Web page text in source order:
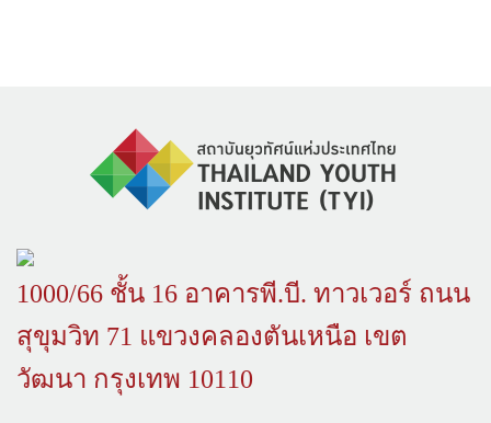
1000/66 ชั้น 16 อาคารพี.บี. ทาวเวอร์ ถนน
สุขุมวิท 71 แขวงคลองตันเหนือ เขต
วัฒนา กรุงเทพ 10110